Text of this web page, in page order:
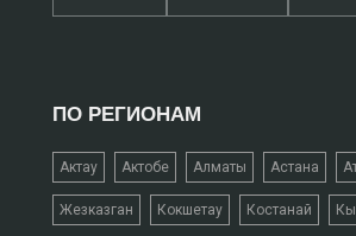
ПО РЕГИОНАМ
Актау Актобе Алматы Астана
Жезказган Кокшетау Костанай